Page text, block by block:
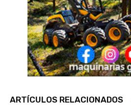
ARTÍCULOS RELACIONADOS